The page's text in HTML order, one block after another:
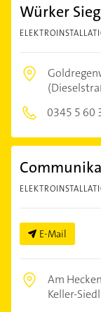
Würker
0345 5 60
E-Mail
Am
Keller-